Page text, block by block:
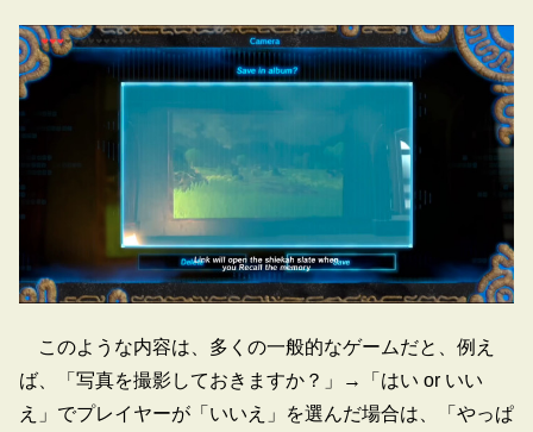
このような内容は、多くの一般的なゲームだと、例え
ば、「写真を撮影しておきますか？」→「はい or いい
え」でプレイヤーが「いいえ」を選んだ場合は、「やっぱ